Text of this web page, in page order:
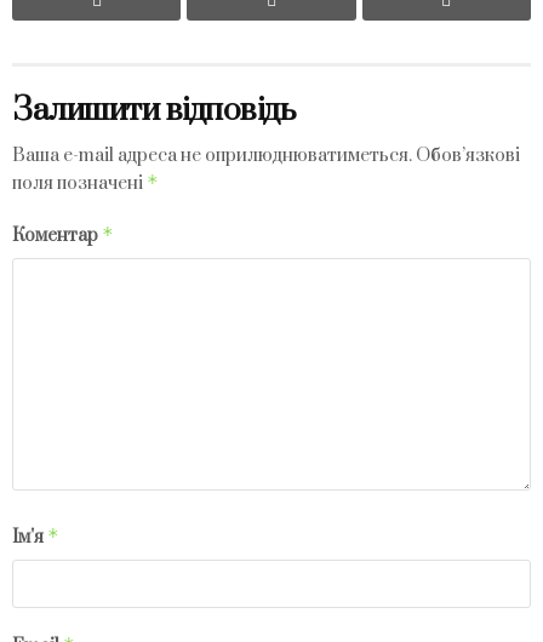
Залишити відповідь
Ваша e-mail адреса не оприлюднюватиметься. Обов’язкові
поля позначені *
Коментар *
Ім'я *